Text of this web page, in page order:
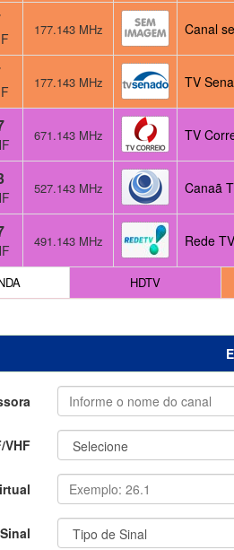
177.143 MHz Canal
177.143 MHz TV
671.143 MHz TV
527.143 MHz Canaã
491.143 MHz Rede
HDTV
VHF